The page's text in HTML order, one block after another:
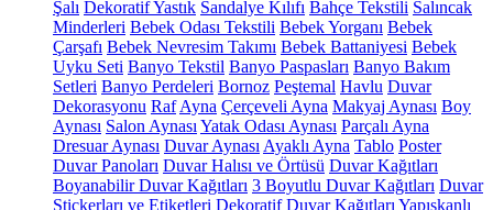
Şalı Dekoratif Yastık Sandalye Kılıfı Bahçe Tekstili Salıncak
Minderleri Bebek Odası Tekstili Bebek Yorganı Bebek
Çarşafı Bebek Nevresim Takımı Bebek Battaniyesi Bebek
Uyku Seti Banyo Tekstil Banyo Paspasları Banyo Bakım
Setleri Banyo Perdeleri Bornoz Peştemal Havlu Duvar
Dekorasyonu Raf Ayna Çerçeveli Ayna Makyaj Aynası Boy
Aynası Salon Aynası Yatak Odası Aynası Parçalı Ayna
Dresuar Aynası Duvar Aynası Ayaklı Ayna Tablo Poster
Duvar Panoları Duvar Halısı ve Örtüsü Duvar Kağıtları
Boyanabilir Duvar Kağıtları 3 Boyutlu Duvar Kağıtları Duvar
Stickerları ve Etiketleri Dekoratif Duvar Kağıtları Yapışkanlı